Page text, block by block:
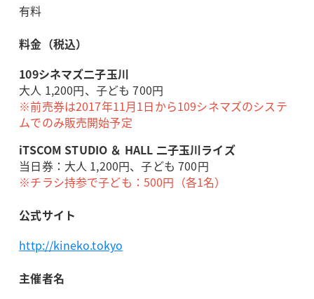
有料
料金（税込）
109シネマズ二子玉川
大人 1,200円、子ども 700円
※前売券は2017年11月1日から109シネマズのシステ
ムでのみ販売開始予定
iTSCOM STUDIO ＆ HALL 二子玉川ライズ
当日券：大人 1,200円、子ども 700円
※チラシ持参で子ども：500円（各1名）
公式サイト
http://kineko.tokyo
主催者名